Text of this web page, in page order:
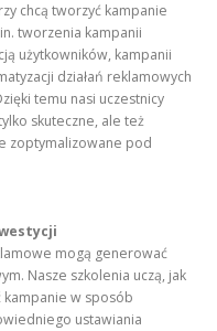
chcą tworzyć kampanie
tworzenia kampanii
użytkowników, kampanii
działań reklamowych
temu nasi uczestnicy
skuteczne, ale też
zoptymalizowane pod
mogą generować
Nasze szkolenia uczą, jak
kampanie w sposób
ustawiania